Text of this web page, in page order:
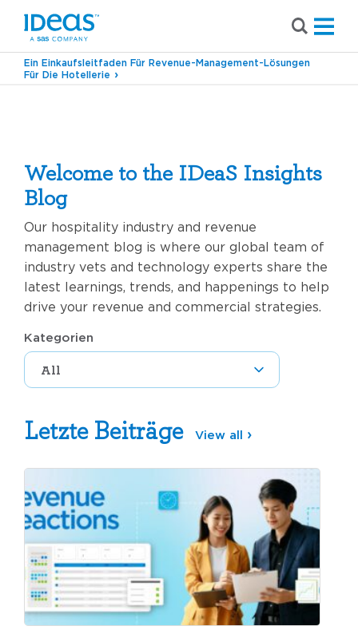
Ein Einkaufsleitfaden Für Revenue-Management-Lösungen
Für Die Hotellerie
Welcome to the IDeaS Insights
Blog
Our hospitality industry and revenue
management blog is where our global team of
industry vets and technology experts share the
latest learnings, trends, and happenings to help
drive your revenue and commercial strategies.
Kategorien
Letzte Beiträge View all